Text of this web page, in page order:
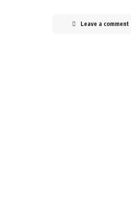
Leave a comment